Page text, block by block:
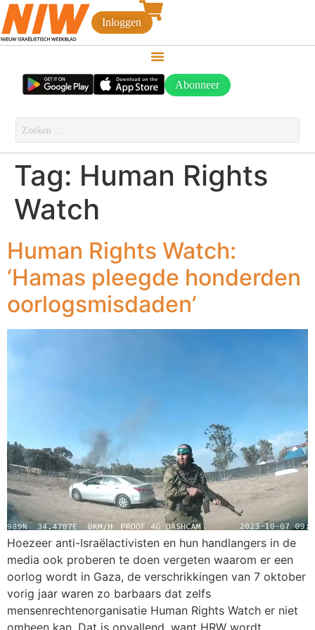
Inloggen
Abonneer
Tag: Human Rights
Watch
Human Rights Watch:
‘Hamas pleegde honderden
oorlogsmisdaden’
Hoezeer anti-Israëlactivisten en hun handlangers in de
media ook proberen te doen vergeten waarom er een
oorlog wordt in Gaza, de verschrikkingen van 7 oktober
vorig jaar waren zo barbaars dat zelfs
mensenrechtenorganisatie Human Rights Watch er niet
omheen kan. Dat is opvallend, want HRW wordt